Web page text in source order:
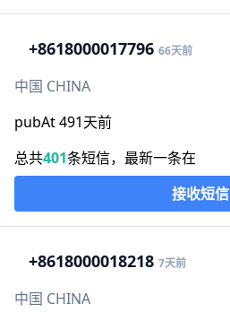
+8618000017796 66天前
中国 CHINA
pubAt 491天前
总共401条短信，最新一条在
接收短信
+8618000018218 7天前
中国 CHINA